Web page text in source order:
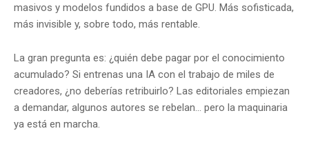
masivos y modelos fundidos a base de GPU. Más sofisticada,
más invisible y, sobre todo, más rentable.
La gran pregunta es: ¿quién debe pagar por el conocimiento
acumulado? Si entrenas una IA con el trabajo de miles de
creadores, ¿no deberías retribuirlo? Las editoriales empiezan
a demandar, algunos autores se rebelan… pero la maquinaria
ya está en marcha.